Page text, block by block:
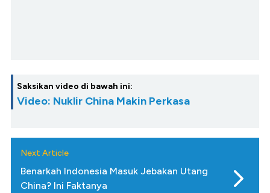
Saksikan video di bawah ini:
Video: Nuklir China Makin Perkasa
Next Article
Benarkah Indonesia Masuk Jebakan Utang
China? Ini Faktanya